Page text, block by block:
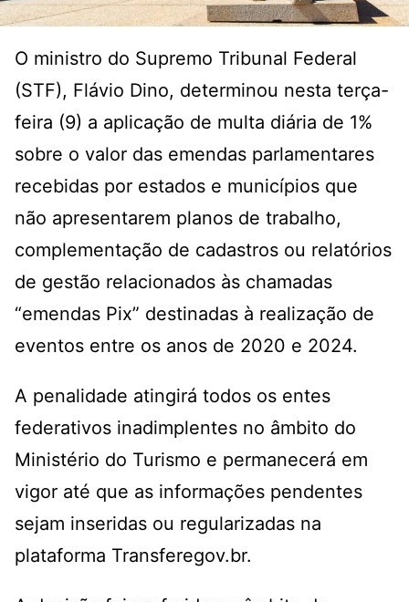
O ministro do Supremo Tribunal Federal
(STF), Flávio Dino, determinou nesta terça-
feira (9) a aplicação de multa diária de 1%
sobre o valor das emendas parlamentares
recebidas por estados e municípios que
não apresentarem planos de trabalho,
complementação de cadastros ou relatórios
de gestão relacionados às chamadas
“emendas Pix” destinadas à realização de
eventos entre os anos de 2020 e 2024.
A penalidade atingirá todos os entes
federativos inadimplentes no âmbito do
Ministério do Turismo e permanecerá em
vigor até que as informações pendentes
sejam inseridas ou regularizadas na
plataforma Transferegov.br.